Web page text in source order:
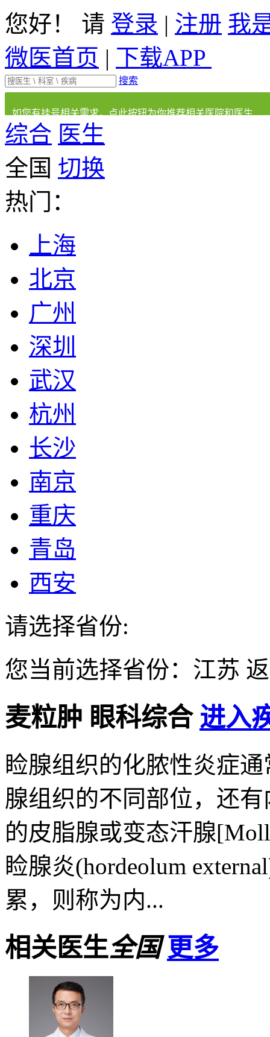
您好！ 请 登录 | 注册 我
微医首页 | 下载APP
搜索
如您有挂号相关需求，点此按钮为你推荐相关医院和医生
综合 医生
全国 切换
热门：
上海
北京
广州
深圳
武汉
杭州
长沙
南京
重庆
青岛
西安
请选择省份:
您当前选择省份： 江苏
麦粒肿 眼科综合 进入
睑腺组织的化脓性炎症
腺组织的不同部位，还
的皮脂腺或变态汗腺
睑腺炎(hordeolum
累，则称为内...
相关医生全国 更多